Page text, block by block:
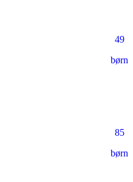
49
børn
85
børn